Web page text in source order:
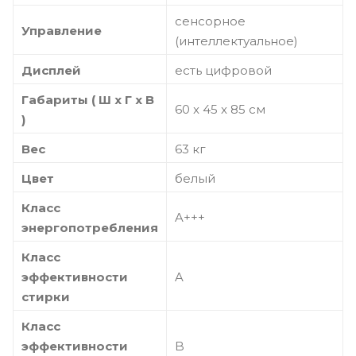
Управление
сенсорное
(интеллектуальное)
Дисплей
есть цифровой
Габариты ( Ш x Г x В
)
60 x 45 x 85 см
Вес
63 кг
Цвет
белый
Класс
энергопотребления
A+++
Класс
эффективности
стирки
A
Класс
эффективности
B